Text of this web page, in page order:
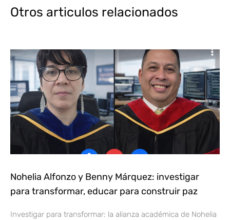
Otros articulos relacionados
Nohelia Alfonzo y Benny Márquez: investigar
para transformar, educar para construir paz
Investigar para transformar: la alianza académica de Nohelia